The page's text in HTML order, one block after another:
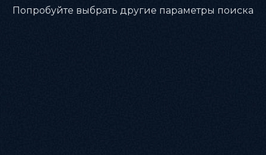
Попробуйте выбрать другие параметры поиска